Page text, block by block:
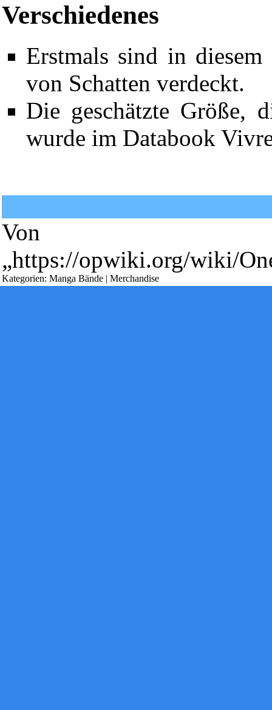
Verschiedenes
Erstmals sind in
von Schatten verdeckt.
Die geschätzte Größe,
wurde im Databook
Von
„https://opwiki.org/wiki/
Kategorien: Manga Bände | Merchandise
Datenschutz-Optionen